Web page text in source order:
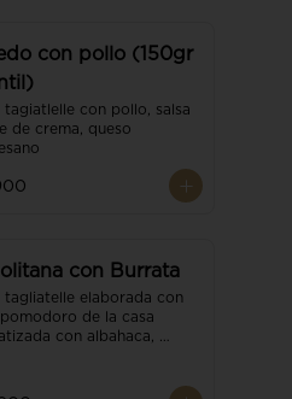
con pollo (150gr
tagiatlelle con pollo, salsa
de crema, queso
con Burrata
tagliatelle elaborada con
pomodoro de la casa
con albahaca,